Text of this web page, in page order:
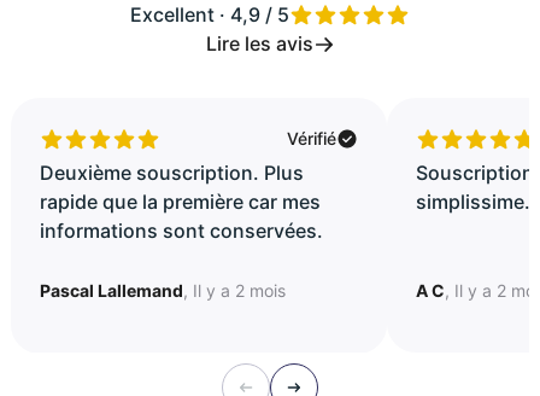
Excellent · 4,9 / 5
Lire les avis
Vérifié
Deuxième souscription. Plus
rapide que la première car mes
informations sont conservées.
Pascal Lallemand, Il y a 2 mois
Souscription
A C, Il y a 2